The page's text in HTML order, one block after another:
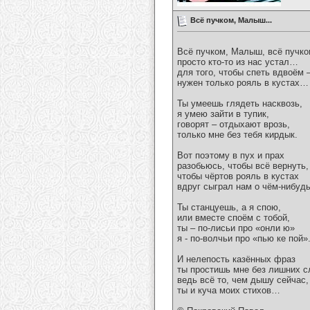
Всё пучком, Малыш...
Всё пучком, Малыш, всё
просто кто-то из нас устал…
для того, чтобы спеть вдвоём
нужен только рояль в кустах…
Ты умеешь глядеть насквозь,
я умею зайти в тупик,
говорят – отдыхают врозь,
только мне без тебя кирдык.
Вот поэтому в пух и прах
разобьюсь, чтобы всё вернуть,
чтобы чёртов рояль в кустах
вдруг сыграл нам о чём-
Ты станцуешь, а я спою,
или вместе споём с тобой,
ты – по-лисьи про «онли ю»
я - по-волчьи про «пью ке пой».
И нелепость казённых фраз
ты простишь мне без лишних
ведь всё то, чем дышу
ты и куча моих стихов…